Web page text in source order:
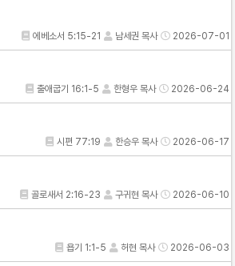
에베소서 5:15-21 남세권 목사 2026-07-01
출애굽기 16:1-5 한형우 목사 2026-06-24
시편 77:19 한승우 목사 2026-06-17
골로새서 2:16-23 구귀현 목사 2026-06-10
욥기 1:1-5 허현 목사 2026-06-03